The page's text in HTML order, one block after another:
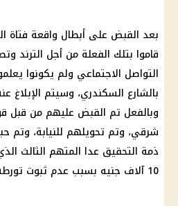
قاموا بتلك الفعلة من أجل
التواصل الاجتماعي ولم يكونوا
بالشارع السكندري، وسيتم الإبلاغ
وبالفعل تم القبض عليهم من قبل
ذمة التحقيق عدا المتهم الثالث
10 آلاف جنيه بسبب عدم ثبوت تورطه بشكل كامل.